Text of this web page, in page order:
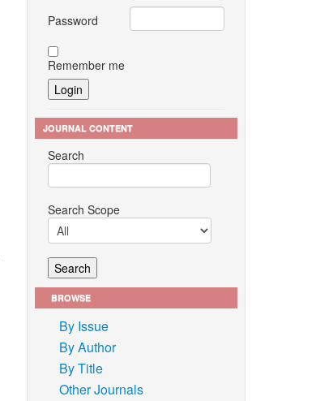
Password
Remember me
JOURNAL CONTENT
Search
Search Scope
BROWSE
By Issue
By Author
By Title
Other Journals